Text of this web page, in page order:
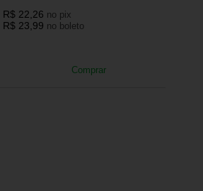
R$ 22,26
no pix
R$ 23,99 no boleto
Comprar